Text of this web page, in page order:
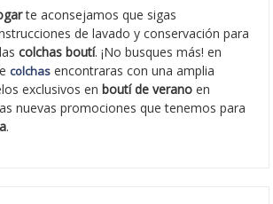
te aconsejamos que sigas
de lavado y conservación para
colchas boutí. ¡No busques más! en
colchas encontraras con una amplia
exclusivos enboutí de verano en
nuevas promociones que tenemos para
.